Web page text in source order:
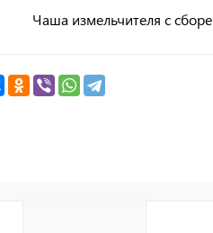
Чаша измельчителя с сборе